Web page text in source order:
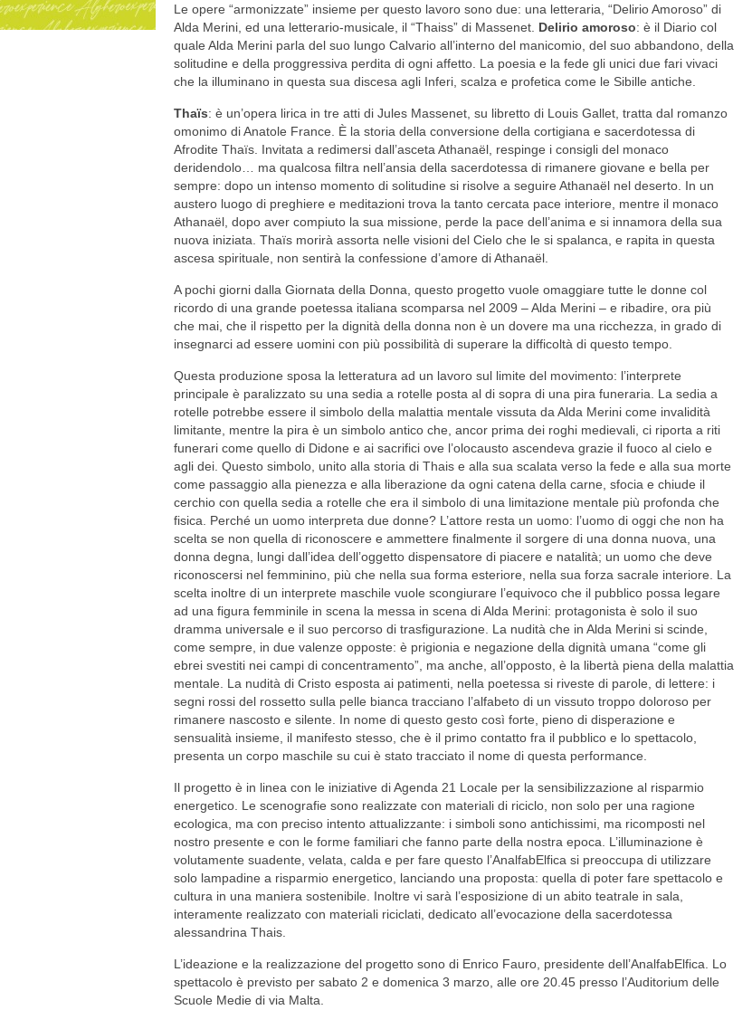
Le opere “armonizzate” insieme per questo lavoro sono due: una letteraria, “Delirio Amoroso” di
Alda Merini, ed una letterario-musicale, il “Thaiss” di Massenet. Delirio amoroso: è il Diario col
quale Alda Merini parla del suo lungo Calvario all’interno del manicomio, del suo abbandono, della
solitudine e della proggressiva perdita di ogni affetto. La poesia e la fede gli unici due fari vivaci
che la illuminano in questa sua discesa agli Inferi, scalza e profetica come le Sibille antiche.
Thaïs: è un’opera lirica in tre atti di Jules Massenet, su libretto di Louis Gallet, tratta dal romanzo
omonimo di Anatole France. È la storia della conversione della cortigiana e sacerdotessa di
Afrodite Thaïs. Invitata a redimersi dall’asceta Athanaël, respinge i consigli del monaco
deridendolo… ma qualcosa filtra nell’ansia della sacerdotessa di rimanere giovane e bella per
sempre: dopo un intenso momento di solitudine si risolve a seguire Athanaël nel deserto. In un
austero luogo di preghiere e meditazioni trova la tanto cercata pace interiore, mentre il monaco
Athanaël, dopo aver compiuto la sua missione, perde la pace dell’anima e si innamora della sua
nuova iniziata. Thaïs morirà assorta nelle visioni del Cielo che le si spalanca, e rapita in questa
ascesa spirituale, non sentirà la confessione d’amore di Athanaël.
A pochi giorni dalla Giornata della Donna, questo progetto vuole omaggiare tutte le donne col
ricordo di una grande poetessa italiana scomparsa nel 2009 – Alda Merini – e ribadire, ora più
che mai, che il rispetto per la dignità della donna non è un dovere ma una ricchezza, in grado di
insegnarci ad essere uomini con più possibilità di superare la difficoltà di questo tempo.
Questa produzione sposa la letteratura ad un lavoro sul limite del movimento: l’interprete
principale è paralizzato su una sedia a rotelle posta al di sopra di una pira funeraria. La sedia a
rotelle potrebbe essere il simbolo della malattia mentale vissuta da Alda Merini come invalidità
limitante, mentre la pira è un simbolo antico che, ancor prima dei roghi medievali, ci riporta a riti
funerari come quello di Didone e ai sacrifici ove l’olocausto ascendeva grazie il fuoco al cielo e
agli dei. Questo simbolo, unito alla storia di Thais e alla sua scalata verso la fede e alla sua morte
come passaggio alla pienezza e alla liberazione da ogni catena della carne, sfocia e chiude il
cerchio con quella sedia a rotelle che era il simbolo di una limitazione mentale più profonda che
fisica. Perché un uomo interpreta due donne? L’attore resta un uomo: l’uomo di oggi che non ha
scelta se non quella di riconoscere e ammettere finalmente il sorgere di una donna nuova, una
donna degna, lungi dall’idea dell’oggetto dispensatore di piacere e natalità; un uomo che deve
riconoscersi nel femminino, più che nella sua forma esteriore, nella sua forza sacrale interiore. La
scelta inoltre di un interprete maschile vuole scongiurare l’equivoco che il pubblico possa legare
ad una figura femminile in scena la messa in scena di Alda Merini: protagonista è solo il suo
dramma universale e il suo percorso di trasfigurazione. La nudità che in Alda Merini si scinde,
come sempre, in due valenze opposte: è prigionia e negazione della dignità umana “come gli
ebrei svestiti nei campi di concentramento”, ma anche, all’opposto, è la libertà piena della malattia
mentale. La nudità di Cristo esposta ai patimenti, nella poetessa si riveste di parole, di lettere: i
segni rossi del rossetto sulla pelle bianca tracciano l’alfabeto di un vissuto troppo doloroso per
rimanere nascosto e silente. In nome di questo gesto così forte, pieno di disperazione e
sensualità insieme, il manifesto stesso, che è il primo contatto fra il pubblico e lo spettacolo,
presenta un corpo maschile su cui è stato tracciato il nome di questa performance.
Il progetto è in linea con le iniziative di Agenda 21 Locale per la sensibilizzazione al risparmio
energetico. Le scenografie sono realizzate con materiali di riciclo, non solo per una ragione
ecologica, ma con preciso intento attualizzante: i simboli sono antichissimi, ma ricomposti nel
nostro presente e con le forme familiari che fanno parte della nostra epoca. L’illuminazione è
volutamente suadente, velata, calda e per fare questo l’AnalfabElfica si preoccupa di utilizzare
solo lampadine a risparmio energetico, lanciando una proposta: quella di poter fare spettacolo e
cultura in una maniera sostenibile. Inoltre vi sarà l’esposizione di un abito teatrale in sala,
interamente realizzato con materiali riciclati, dedicato all’evocazione della sacerdotessa
alessandrina Thais.
L’ideazione e la realizzazione del progetto sono di Enrico Fauro, presidente dell’AnalfabElfica. Lo
spettacolo è previsto per sabato 2 e domenica 3 marzo, alle ore 20.45 presso l’Auditorium delle
Scuole Medie di via Malta.